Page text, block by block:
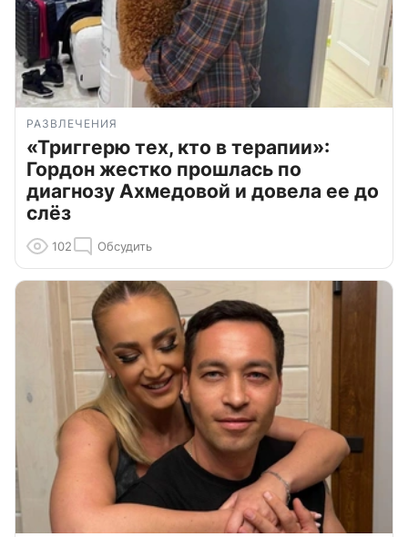
РАЗВЛЕЧЕНИЯ
«Триггерю тех, кто в терапии»:
Гордон жестко прошлась по
диагнозу Ахмедовой и довела ее до
слёз
102 Обсудить